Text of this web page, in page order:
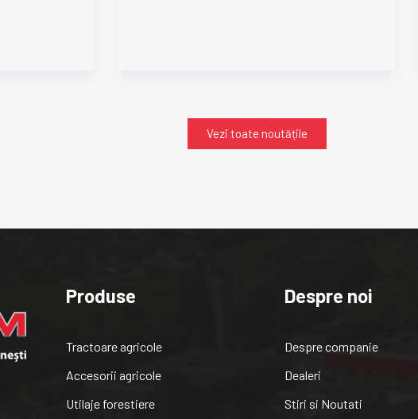
Vezi toate noutățile
Produse
Tractoare agricole
Accesorii agricole
Utilaje forestiere
Despre noi
Despre companie
Dealeri
Stiri si Noutati